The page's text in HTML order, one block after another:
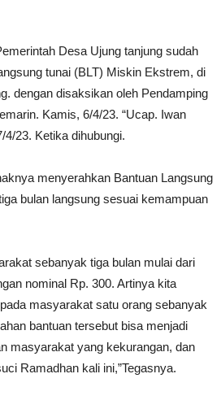
Desa Ujung tanjung sudah
tunai (BLT) Miskin Ekstrem, di
dengan disaksikan oleh Pendamping
Kamis, 6/4/23. “Ucap. Iwan
23. Ketika dihubungi.
menyerahkan Bantuan Langsung
bulan langsung sesuai kemampuan
sebanyak tiga bulan mulai dari
nominal Rp. 300. Artinya kita
masyarakat satu orang sebanyak
bantuan tersebut bisa menjadi
masyarakat yang kekurangan, dan
Ramadhan kali ini,”Tegasnya.